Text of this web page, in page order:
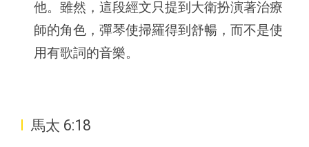
他。雖然，這段經文只提到大衛扮演著治療
師的角色，彈琴使掃羅得到舒暢，而不是使
用有歌詞的音樂。
I 馬太 6:18